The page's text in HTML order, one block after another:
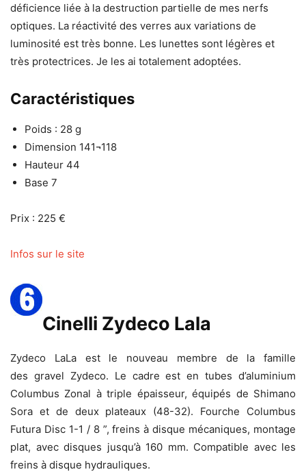
déficience liée à la destruction partielle de mes nerfs
optiques. La réactivité des verres aux variations de
luminosité est très bonne. Les lunettes sont légères et
très protectrices. Je les ai totalement adoptées.
Caractéristiques
Poids : 28 g
Dimension 141¬118
Hauteur 44
Base 7
Prix : 225 €
Infos sur le site
Cinelli Zydeco Lala
Zydeco LaLa est le nouveau membre de la famille
des gravel Zydeco. Le cadre est en tubes d’aluminium
Columbus Zonal à triple épaisseur, équipés de Shimano
Sora et de deux plateaux (48-32). Fourche Columbus
Futura Disc 1-1 / 8 ”, freins à disque mécaniques, montage
plat, avec disques jusqu’à 160 mm. Compatible avec les
freins à disque hydrauliques.